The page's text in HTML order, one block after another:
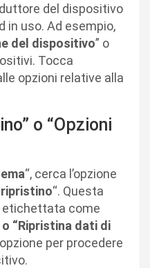
del dispositivo
in uso. Ad esempio,
del dispositivo” o
Tocca
opzioni relative alla
o “Opzioni
“, cerca l’opzione
“. Questa
etichettata come
“Ripristina dati di
per procedere